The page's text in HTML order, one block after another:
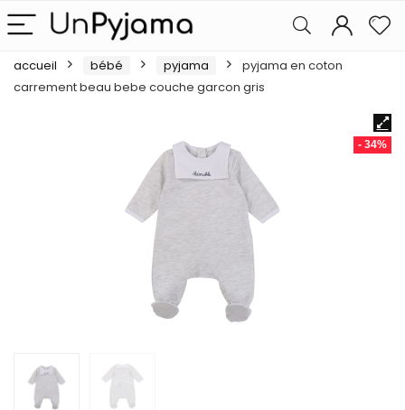
accueil bébé pyjama
pyjama en coton
carrement beau bebe couche garcon gris
- 34%